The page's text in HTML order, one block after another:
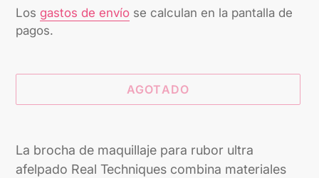
habitual
Los gastos de envío se calculan en la pantalla de
pagos.
AGOTADO
el
producto
La brocha de maquillaje para rubor ultra
afelpado Real Techniques combina materiales